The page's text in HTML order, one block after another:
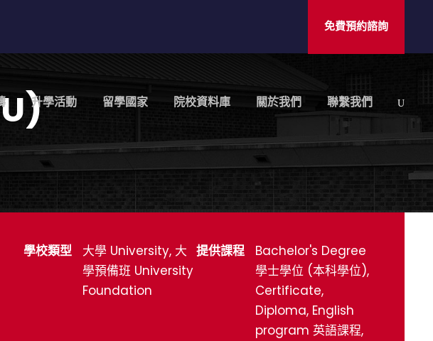
免費預約諮詢
升學活動 留學國家 院校資料庫 關於我們 聯繫我們
學校類型
大學 University, 大
學預備班 University
Foundation
提供課程
Bachelor's Degree
學士學位 (本科學位),
Certificate,
Diploma, English
program 英語課程,